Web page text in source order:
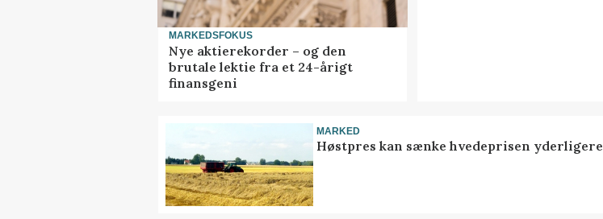
MARKEDSFOKUS
Nye aktierekorder – og den
brutale lektie fra et 24-årigt
finansgeni
MARKED
Høstpres kan sænke hvedeprisen yderligere